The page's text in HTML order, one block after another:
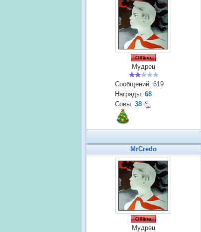
Мудрец
Сообщений: 619
Награды: 68
Совы: 38
MrCredo
Мудрец